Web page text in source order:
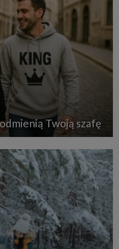
Twoją szafę